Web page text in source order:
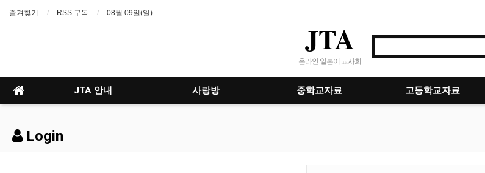
즐겨찾기 RSS 구독 08월 09일(일)
JTA
온라인 일본어 교사회
JTA 안내 사랑방 중학교자료 고등학교자료
Login